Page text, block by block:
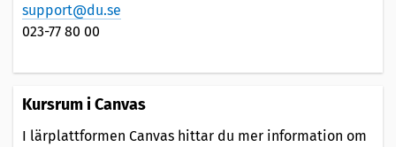
support@du.se
023-77 80 00
Kursrum i Canvas
I lärplattformen Canvas hittar du mer information om